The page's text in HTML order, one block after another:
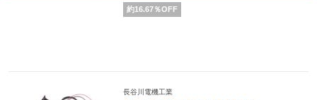
約16.67％OFF
長谷川電機工業